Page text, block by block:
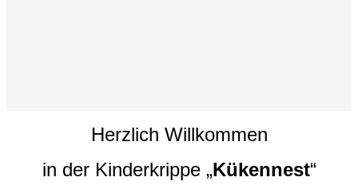
Herzlich Willkommen
in der Kinderkrippe „Kükennest“